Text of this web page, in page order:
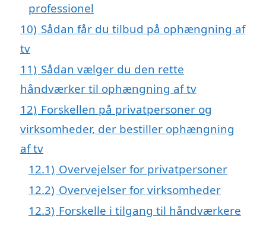
professionel
10) Sådan får du tilbud på ophængning af
tv
11) Sådan vælger du den rette
håndværker til ophængning af tv
12) Forskellen på privatpersoner og
virksomheder, der bestiller ophængning
af tv
12.1) Overvejelser for privatpersoner
12.2) Overvejelser for virksomheder
12.3) Forskelle i tilgang til håndværkere